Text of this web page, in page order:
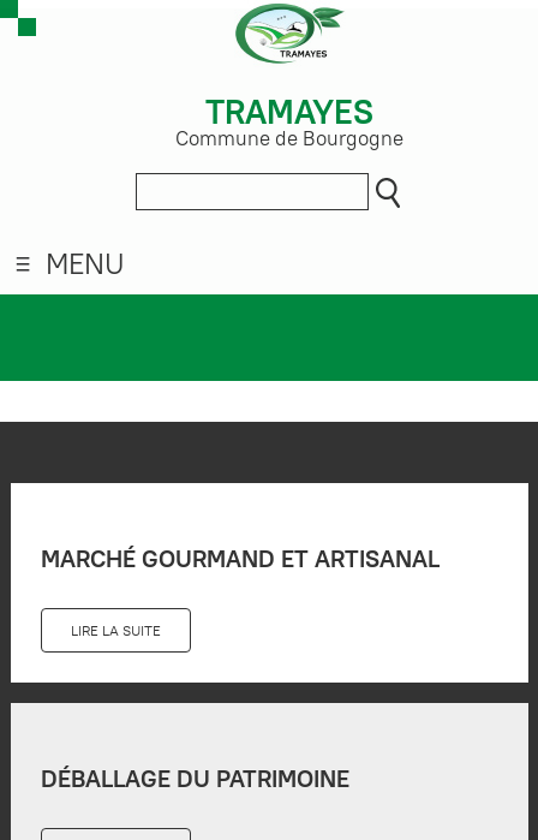
TRAMAYES
Commune de Bourgogne
MENU
MARCHÉ GOURMAND ET ARTISANAL
LIRE LA SUITE
DÉBALLAGE DU PATRIMOINE